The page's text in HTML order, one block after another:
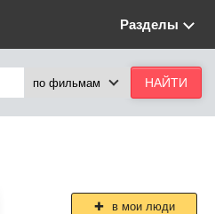
Разделы
в мои люди